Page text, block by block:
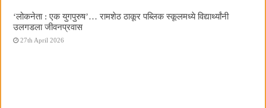
‌‘लोकनेता : एक युगपुरुष‌’… रामशेठ ठाकूर पब्लिक स्कूलमध्ये विद्यार्थ्यांनी
उलगडला जीवनप्रवास
27th April 2026